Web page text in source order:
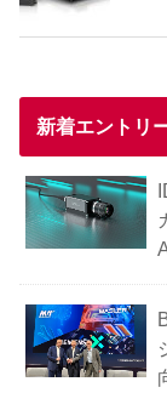
新着エントリ